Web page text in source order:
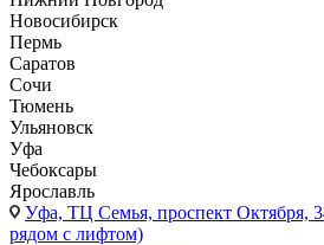
Новосибирск
Пермь
Саратов
Сочи
Тюмень
Ульяновск
Уфа
Чебоксары
Ярославль
Уфа, ТЦ Семья, проспект Октября,
рядом с лифтом)